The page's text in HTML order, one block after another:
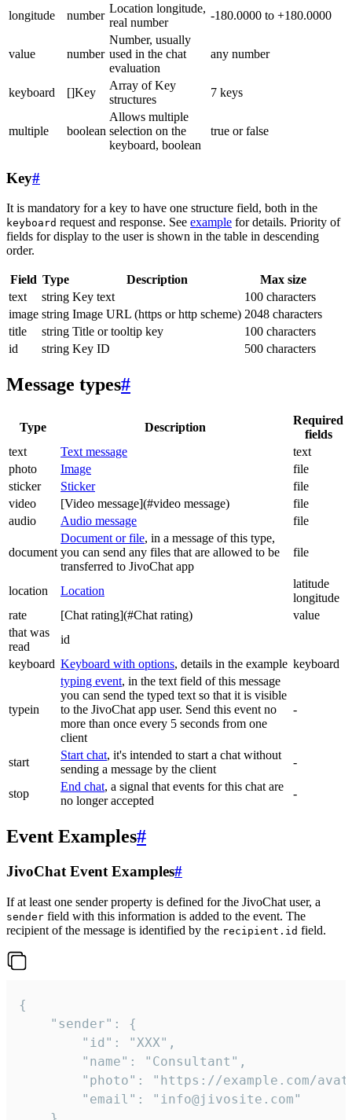
longitude
number
Location longitude,
real number
-180.0000 to +180.0000
value number
Number, usually
used in the chat
evaluation
any number
keyboard []Key
Array of Key
structures
7 keys
multiple boolean
Allows multiple
selection on the
keyboard, boolean
true or false
Key#
It is mandatory for a key to have one structure field, both in the
keyboard request and response. See example for details. Priority of
fields for display to the user is shown in the table in descending
order.
Field Type Description
Max size
text
string Key text
100 characters
image string Image URL (https or http scheme) 2048 characters
title
string Title or tooltip key
100 characters
id
string Key ID 500 characters
Message types#
Type Description
Required
fields
text
Text message
text
photo
Image
file
sticker
Sticker
file
video
[Video message](#video message)
file
audio
Audio message file
document
Document or file, in a message of this type,
you can send any files that are allowed to be
transferred to JivoChat app
file
location Location
latitude
longitude
rate
[Chat rating](#Chat rating)
value
that was
read
id
keyboard Keyboard with options, details in the example keyboard
typein
typing event, in the text field of this message
you can send the typed text so that it is visible
to the JivoChat app user. Send this event no
more than once every 5 seconds from one
client
-
start
Start chat, it's intended to start a chat without
sending a message by the client
-
stop
End chat, a signal that events for this chat are
no longer accepted
-
Event Examples#
JivoChat Event Examples#
If at least one sender property is defined for the JivoChat user, a
sender field with this information is added to the event. The
recipient of the message is identified by the recipient.id field.
{